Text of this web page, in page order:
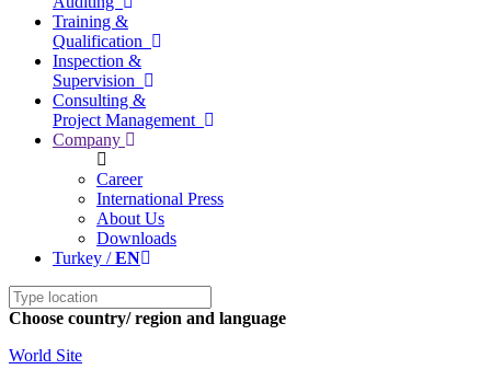
Training &
Qualification
Inspection &
Supervision
Consulting &
Project Management
Company
Career
International Press
About Us
Downloads
Turkey /EN
Choose country/ region and language
World Site